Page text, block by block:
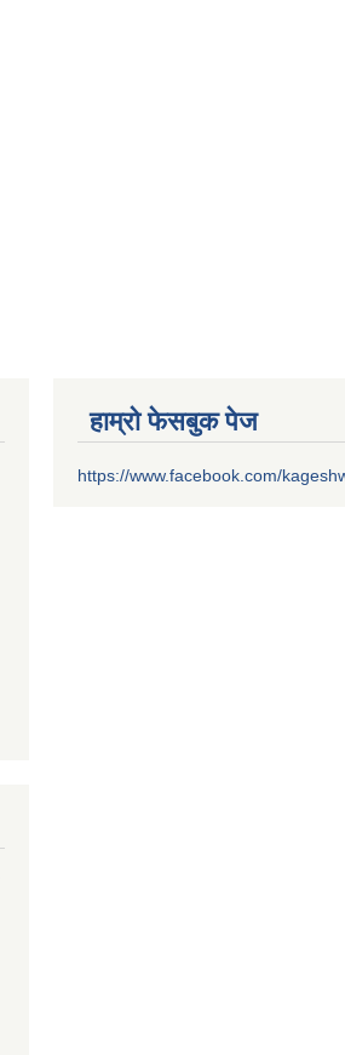
हाम्रो फेसबुक पेज
https://www.facebook.com/